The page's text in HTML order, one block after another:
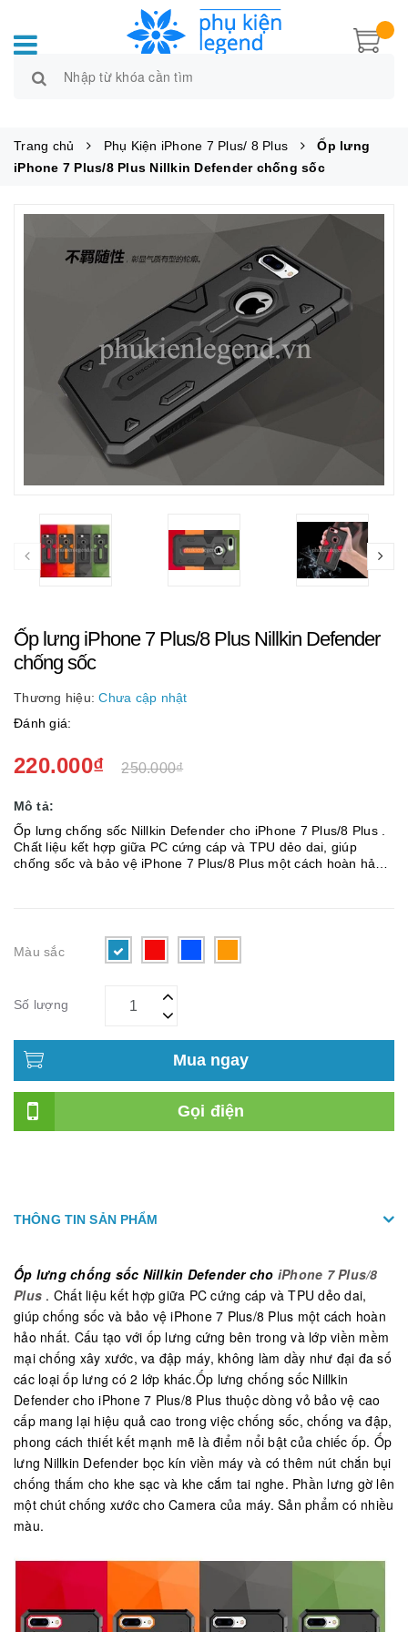
Trang chủ Phụ Kiện iPhone 7 Plus/ 8 Plus
Ốp lưng
iPhone 7 Plus/8 Plus Nillkin Defender chống sốc
Ốp lưng iPhone 7 Plus/8 Plus Nillkin Defender
chống sốc
Thương hiệu: Chưa cập nhật
Đánh giá:
220.000₫ 250.000₫
Mô tả:
Ốp lưng chống sốc Nillkin Defender cho iPhone 7 Plus/8 Plus .
Chất liệu kết hợp giữa PC cứng cáp và TPU dẻo dai, giúp
chống sốc và bảo vệ iPhone 7 Plus/8 Plus một cách hoàn hảo
Màu sắc
Số lượng
Mua ngay
Gọi điện
THÔNG TIN SẢN PHẨM
Ốp lưng chống sốc Nillkin Defender cho iPhone 7 Plus/8
Plus . Chất liệu kết hợp giữa PC cứng cáp và TPU dẻo dai,
giúp chống sốc và bảo vệ iPhone 7 Plus/8 Plus một cách hoàn
hảo nhất. Cấu tạo với ốp lưng cứng bên trong và lớp viền mềm
mại chống xây xước, va đập máy, không làm dầy như đại đa số
các loại ốp lưng có 2 lớp khác.Ốp lưng chống sốc Nillkin
Defender cho iPhone 7 Plus/8 Plus thuộc dòng vỏ bảo vệ cao
cấp mang lại hiệu quả cao trong việc chống sốc, chống va đập,
phong cách thiết kết mạnh mẽ là điểm nổi bật của chiếc ốp. Ốp
lưng Nillkin Defender bọc kín viền máy và có thêm nút chắn bụi
chống thấm cho khe sạc và khe cắm tai nghe. Phần lưng gờ lên
một chút chống xước cho Camera của máy. Sản phẩm có nhiều
màu.